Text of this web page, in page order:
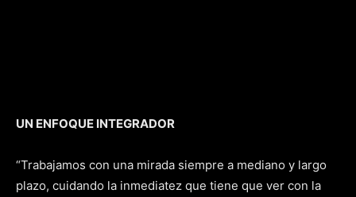
UN ENFOQUE INTEGRADOR
“Trabajamos con una mirada siempre a mediano y largo
plazo, cuidando la inmediatez que tiene que ver con la